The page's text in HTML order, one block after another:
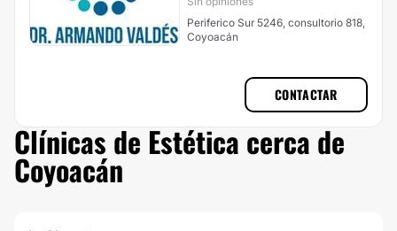
Periferico Sur 5246, consultorio 818,
Coyoacán
CONTACTAR
Clínicas de Estética cerca de
Coyoacán